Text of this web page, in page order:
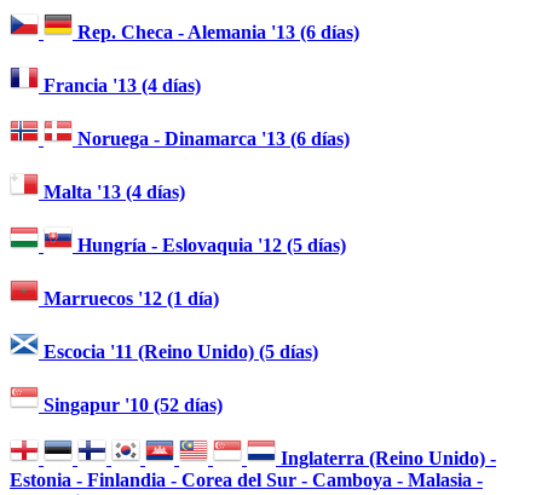
Rep. Checa - Alemania '13 (6 días)
Francia '13 (4 días)
Noruega - Dinamarca '13 (6 días)
Malta '13 (4 días)
Hungría - Eslovaquia '12 (5 días)
Marruecos '12 (1 día)
Escocia '11 (Reino Unido) (5 días)
Singapur '10 (52 días)
Inglaterra (Reino Unido) -
Estonia - Finlandia - Corea del Sur - Camboya - Malasia -